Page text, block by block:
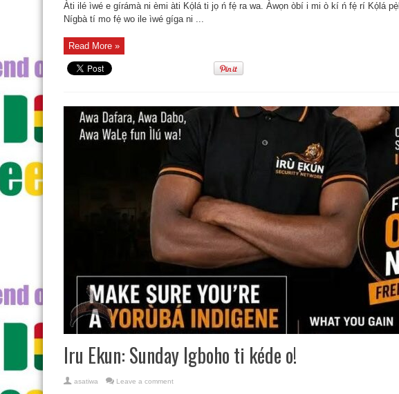
Àti ilé ìwé e gírámà ni èmi àti Kọ́lá ti jọ ń fẹ́ ra wa. Àwọn òbí i mi ò kí ń fẹ́ rí Kọ́lá
Nígbà tí mo fẹ́ wo ile ìwé gíga ni ...
Read More »
Iru Ekun: Sunday Igboho ti kéde o!
asatiwa Leave a comment